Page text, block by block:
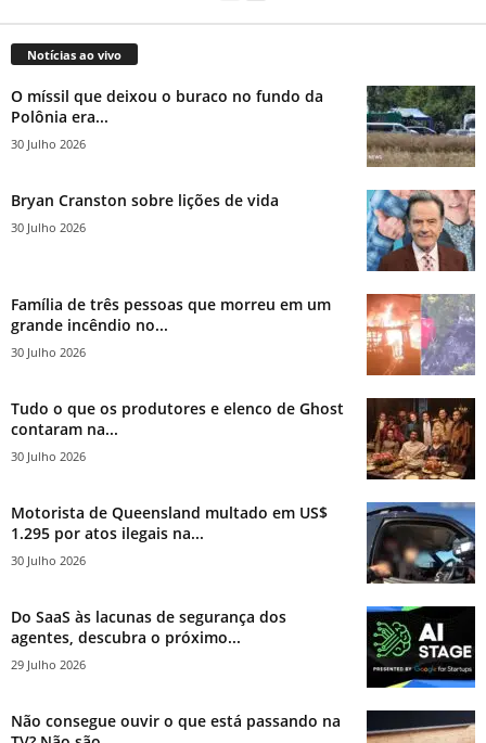
Notícias ao vivo
O míssil que deixou o buraco no fundo da
Polônia era...
30 Julho 2026
Bryan Cranston sobre lições de vida
30 Julho 2026
Família de três pessoas que morreu em um
grande incêndio no...
30 Julho 2026
Tudo o que os produtores e elenco de Ghost
contaram na...
30 Julho 2026
Motorista de Queensland multado em US$
1.295 por atos ilegais na...
30 Julho 2026
Do SaaS às lacunas de segurança dos
agentes, descubra o próximo...
29 Julho 2026
Não consegue ouvir o que está passando na